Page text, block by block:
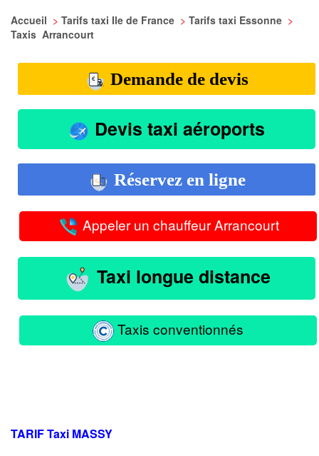
Accueil > Tarifs taxi Ile de France > Tarifs taxi Essonne >
Taxis Arrancourt
Demande de devis
Devis taxi aéroports
Réservez en ligne
Appeler un chauffeur Arrancourt
Taxi longue distance
Taxis conventionnés
TARIF Taxi MASSY